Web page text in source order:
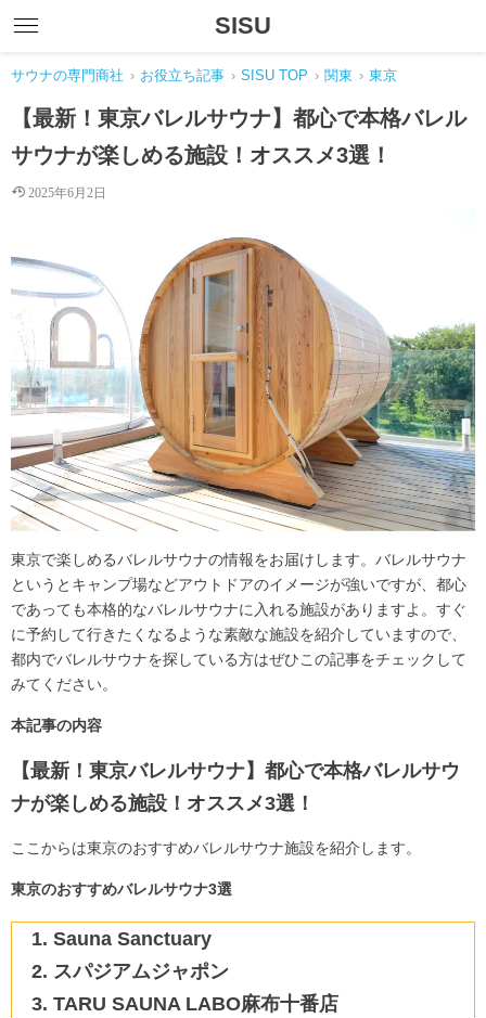
SISU
サウナの専門商社 › お役立ち記事 › SISU TOP › 関東 › 東京
【最新！東京バレルサウナ】都心で本格バレル
サウナが楽しめる施設！オススメ3選！
2025年6月2日
東京で楽しめるバレルサウナの情報をお届けします。バレルサウナ
というとキャンプ場などアウトドアのイメージが強いですが、都心
であっても本格的なバレルサウナに入れる施設がありますよ。すぐ
に予約して行きたくなるような素敵な施設を紹介していますので、
都内でバレルサウナを探している方はぜひこの記事をチェックして
みてください。
本記事の内容
【最新！東京バレルサウナ】都心で本格バレルサウ
ナが楽しめる施設！オススメ3選！
ここからは東京のおすすめバレルサウナ施設を紹介します。
東京のおすすめバレルサウナ3選
Sauna Sanctuary
スパジアムジャポン
TARU SAUNA LABO麻布十番店